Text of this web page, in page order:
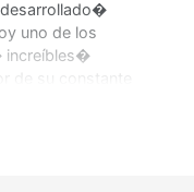
uno de los
increíbles�
de su constante